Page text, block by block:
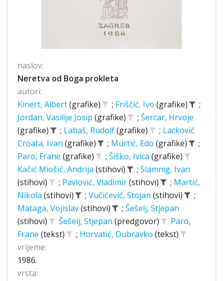
naslov:
Neretva od Boga prokleta
autori:
Kinert, Albert(grafike) ; Friščić, Ivo (grafike)
;
Jordan, Vasilije Josip (grafike) ; Šercar, Hrvoje
(grafike)
; Labaš, Rudolf(grafike) ; Lacković
Croata, Ivan (grafike) ; Murtić, Edo (grafike)
;
Paro, Frane (grafike) ; Šiško, Ivica (grafike)
Kačić Miošić, Andrija (stihovi) ; Slamnig, Ivan
(stihovi)
; Pavlović, Vladimir(stihovi) ; Martić,
Nikola (stihovi) ; Vučićević, Stojan (stihovi)
;
Mataga, Vojislav(stihovi) ; Šešelj, Stjepan
(stihovi)
Šešelj, Stjepan (predgovor)
Paro,
Frane (tekst) ; Horvatić, Dubravko (tekst)
vrijeme:
1986.
vrsta: